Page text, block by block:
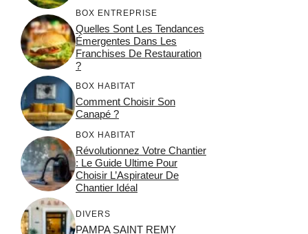
BOX ENTREPRISE
Quelles Sont Les Tendances
Émergentes Dans Les
Franchises De Restauration
?
BOX HABITAT
Comment Choisir Son
Canapé ?
BOX HABITAT
Révolutionnez Votre Chantier
: Le Guide Ultime Pour
Choisir L’Aspirateur De
Chantier Idéal
DIVERS
PAMPA SAINT REMY